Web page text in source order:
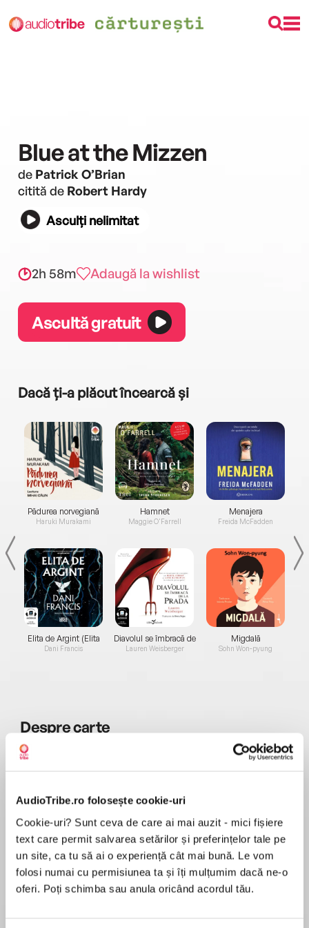
AudioTribe.ro folosește cookie-uri
Cookie-uri? Sunt ceva de care ai mai auzit - mici fișiere
text care permit salvarea setărilor și preferințelor tale pe
un site, ca tu să ai o experiență cât mai bună. Le vom
folosi numai cu permisiunea ta și îți mulțumim dacă ne-o
oferi. Poți schimba sau anula oricând acordul tău.
Blue at the Mizzen
de Patrick O’Brian
citită de Robert Hardy
Asculți nelimitat
2h 58m Adaugă la wishlist
Ascultă gratuit
Dacă ți-a plăcut încearcă și
Pădurea norvegiană
Haruki Murakami
Elita de Argint (Elita
de...
Dani Francis
Hamnet
Maggie O'Farrell
Diavolul se îmbracă de
la...
Lauren Weisberger
Menajera
Freida McFadden
Migdală
Sohn Won-pyung
Desprecarte
For a man of war, peacetime is the ultimate
Leaving behind them a Europe still taking stock
after the definitive battle of Waterloo, Jack
Aubrey and his friend Stephen Maturin set sail
for Chile. But even with the newly minted
peace, life at sea remains beset with danger
and imminent disaster, and the political turmoil
MAI MULT
În acest moment nu există recenzii
pentru această carte